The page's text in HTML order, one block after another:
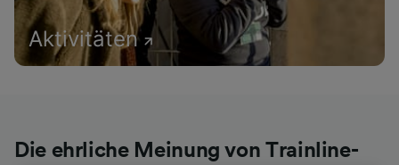
Aktivitäten
Die ehrliche Meinung von Trainline-